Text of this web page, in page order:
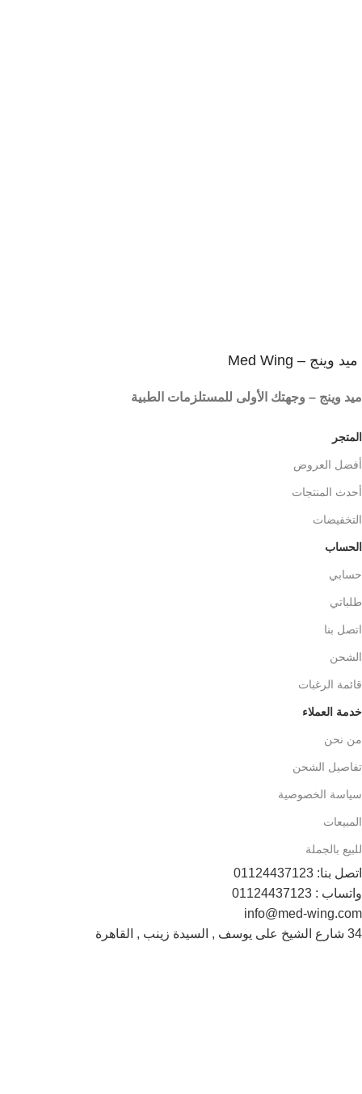
ميد وينج – Med Wing
ميد وينج – وجهتك الأولى للمستلزمات الطبية
المتجر
أفضل العروض
أحدث المنتجات
التخفيضات
الحساب
حسابي
طلباتي
اتصل بنا
الشحن
قائمة الرغبات
خدمة العملاء
من نحن
تفاصيل الشحن
سياسة الخصوصية
المبيعات
للبيع بالجملة
اتصل بنا: 01124437123
واتساب : 01124437123
info@med-wing.com
34 شارع الشيخ على يوسف , السيدة زينب , القاهرة